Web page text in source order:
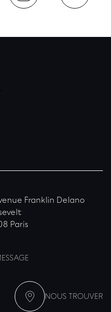
Franklin Delano
Paris
NOUS TROUVER